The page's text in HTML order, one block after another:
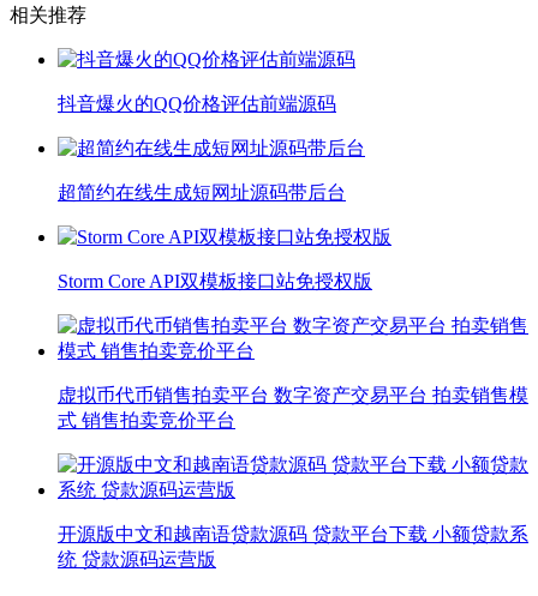
相关推荐
抖音爆火的QQ价格评估前端源码
超简约在线生成短网址源码带后台
Storm Core API双模板接口站免授权版
虚拟币代币销售拍卖平台 数字资产交易平台 拍卖销售模
式 销售拍卖竞价平台
开源版中文和越南语贷款源码 贷款平台下载 小额贷款系
统 贷款源码运营版